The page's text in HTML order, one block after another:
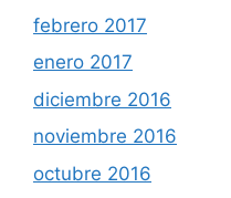
febrero 2017
enero 2017
diciembre 2016
noviembre 2016
octubre 2016